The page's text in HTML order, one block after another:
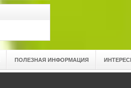
ПОЛЕЗНАЯ ИНФОРМАЦИЯ